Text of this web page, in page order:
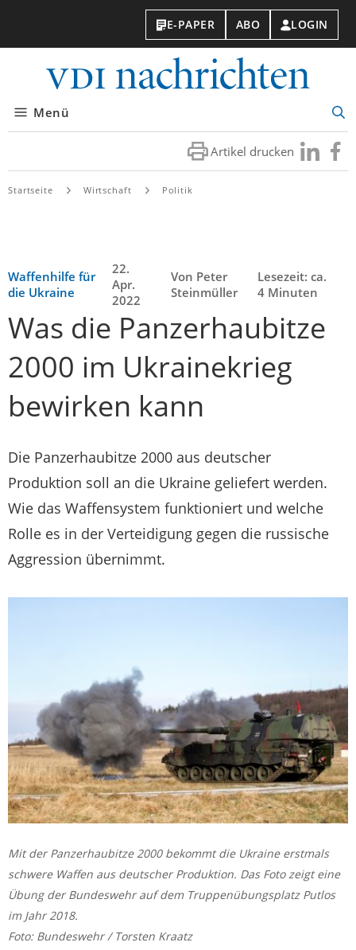
E-PAPER ABO LOGIN
Menü
Artikel drucken Besuchen
Sie
Sie
Startseite Wirtschaft Politik
Waffenhilfe für
die Ukraine
22.
Apr.
2022
Von Peter
Steinmüller
Lesezeit: ca.
4 Minuten
Was die Panzerhaubitze
2000 im Ukrainekrieg
bewirken kann
Die Panzerhaubitze 2000 aus deutscher
Produktion soll an die Ukraine geliefert werden.
Wie das Waffensystem funktioniert und welche
Rolle es in der Verteidigung gegen die russische
Aggression übernimmt.
Mit der Panzerhaubitze 2000 bekommt die Ukraine erstmals
schwere Waffen aus deutscher Produktion. Das Foto zeigt eine
Übung der Bundeswehr auf dem Truppenübungsplatz Putlos
im Jahr 2018.
Foto: Bundeswehr / Torsten Kraatz